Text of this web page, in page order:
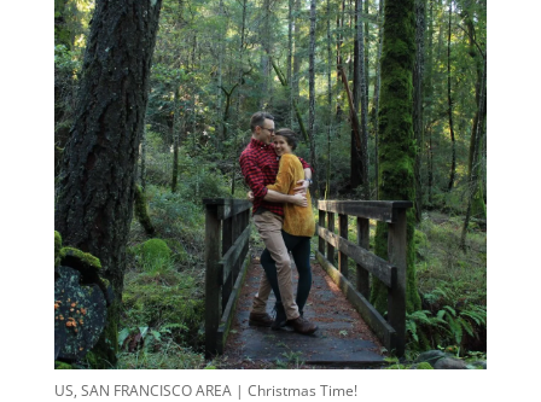
US, SAN FRANCISCO AREA | Christmas Time!